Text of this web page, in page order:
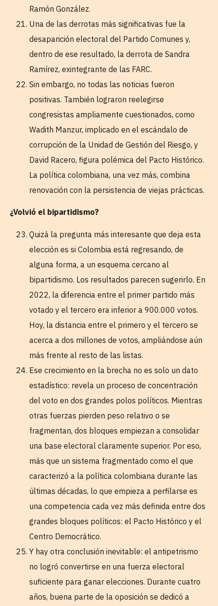
Ramón González.
Una de las derrotas más significativas fue la
desaparición electoral del Partido Comunes y,
dentro de ese resultado, la derrota de Sandra
Ramírez, exintegrante de las FARC.
Sin embargo, no todas las noticias fueron
positivas. También lograron reelegirse
congresistas ampliamente cuestionados, como
Wadith Manzur, implicado en el escándalo de
corrupción de la Unidad de Gestión del Riesgo, y
David Racero, figura polémica del Pacto Histórico.
La política colombiana, una vez más, combina
renovación con la persistencia de viejas prácticas.
¿Volvió el bipartidismo?
Quizá la pregunta más interesante que deja esta
elección es si Colombia está regresando, de
alguna forma, a un esquema cercano al
bipartidismo. Los resultados parecen sugerirlo. En
2022, la diferencia entre el primer partido más
votado y el tercero era inferior a 900.000 votos.
Hoy, la distancia entre el primero y el tercero se
acerca a dos millones de votos, ampliándose aún
más frente al resto de las listas.
Ese crecimiento en la brecha no es solo un dato
estadístico: revela un proceso de concentración
del voto en dos grandes polos políticos. Mientras
otras fuerzas pierden peso relativo o se
fragmentan, dos bloques empiezan a consolidar
una base electoral claramente superior. Por eso,
más que un sistema fragmentado como el que
caracterizó a la política colombiana durante las
últimas décadas, lo que empieza a perfilarse es
una competencia cada vez más definida entre dos
grandes bloques políticos: el Pacto Histórico y el
Centro Democrático.
Y hay otra conclusión inevitable: el antipetrismo
no logró convertirse en una fuerza electoral
suficiente para ganar elecciones. Durante cuatro
años, buena parte de la oposición se dedicó a